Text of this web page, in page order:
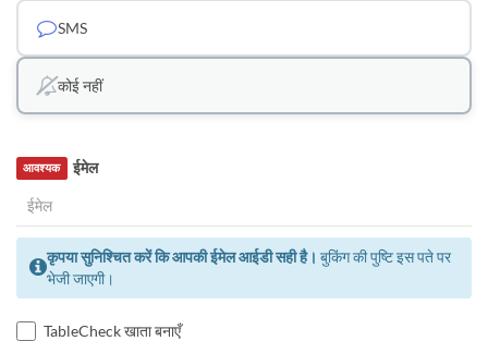
SMS
कोई नहीं
ईमेल
आवश्यक
कृपया सुनिश्चित करें कि आपकी ईमेल आईडी सही है। बुकिंग की पुष्टि इस पते पर
भेजी जाएगी।
TableCheck खाता बनाएँ